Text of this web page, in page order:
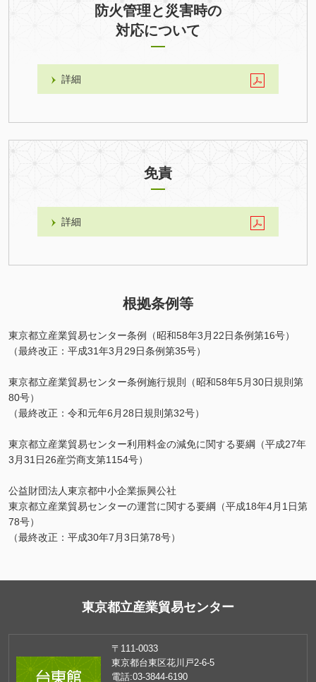
防火管理と災害時の
対応について
詳細
免責
詳細
根拠条例等
東京都立産業貿易センター条例（昭和58年3月22日条例第16号）
（最終改正：平成31年3月29日条例第35号）
東京都立産業貿易センター条例施行規則（昭和58年5月30日規則第
80号）
（最終改正：令和元年6月28日規則第32号）
東京都立産業貿易センター利用料金の減免に関する要綱（平成27年
3月31日26産労商支第1154号）
公益財団法人東京都中小企業振興公社
東京都立産業貿易センターの運営に関する要綱（平成18年4月1日第
78号）
（最終改正：平成30年7月3日第78号）
東京都立産業貿易センター
〒111-0033
東京都台東区花川戸2-6-5
電話:03-3844-6190